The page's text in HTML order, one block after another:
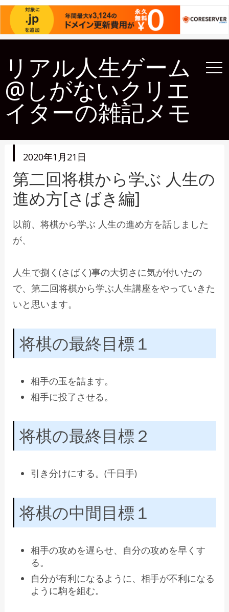
リアル人生ゲーム
@しがないクリエ
イターの雑記メモ
投
日
2020年1月21日
第二回将棋から学ぶ 人生の
進め方[さばき編]
以前、将棋から学ぶ 人生の進め方を話しました
が、
人生で捌く(さばく)事の大切さに気が付いたの
で、第二回将棋から学ぶ人生講座をやっていきた
いと思います。
将棋の最終目標１
相手の玉を詰ます。
相手に投了させる。
将棋の最終目標２
引き分けにする。(千日手)
将棋の中間目標１
相手の攻めを遅らせ、自分の攻めを早くす
る。
自分が有利になるように、相手が不利になる
ように駒を組む。